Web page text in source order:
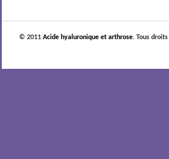
© 2011Acide hyaluronique et arthrose. Tous